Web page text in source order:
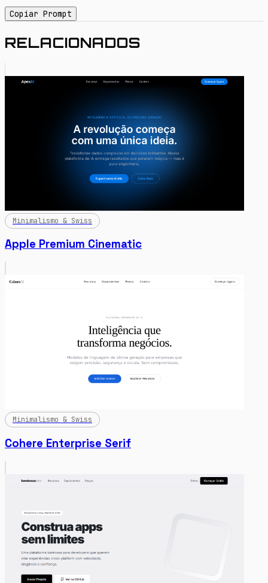
Copiar Prompt
RELACIONADOS
Minimalismo & Swiss
Apple Premium Cinematic
Minimalismo & Swiss
Cohere Enterprise Serif